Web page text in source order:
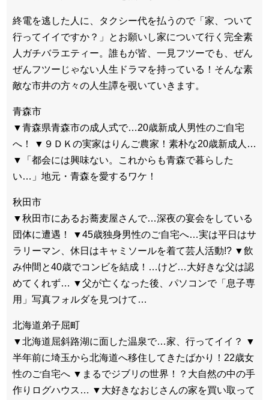
終電を逃した人に、タクシー代を払うので「家、ついて
行ってイイですか？」とお願いし家について行く完全素
人ガチバラエティー。誰もが皆、一見フツーでも、ぜん
ぜんフツーじゃない人生ドラマを持っている！そんな素
敵な市井の方々の人生譚を覗いていきます。
青森市
▼青森県青森市の成人式で…20歳新成人男性のご自宅
へ！ ▼９ＤＫの実家はりんご農家！素朴な20歳新成人…
▼「都会には興味ない。これからも青森で暮らした
い…」地元・青森を愛するワケ！
秋田市
▼秋田市にあるお蕎麦屋さんで…深夜の宴会をしている
団体に遭遇！ ▼45歳独身男性のご自宅へ…実は平日はサ
ラリーマン、休日はキャミソールを着て芸人活動!? ▼飲
み仲間と40歳でコンビを結成！…けど…大好きな父は認
めてくれず… ▼父が亡くなった後、パソコンで「息子専
用」写真フォルダを見つけて…
北海道弟子屈町
▼北海道屈斜路湖に面した温泉で…家、行ってイイ？ ▼
半年前に埼玉から北海道へ移住してきたばかり！22歳女
性のご自宅へ ▼まるでジブリの世界！？大自然の中の手
作りログハウス… ▼大好きなおじさんの家を買い取って